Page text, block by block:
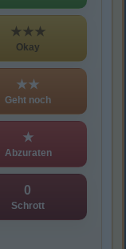
★★★
Okay
★★
Geht noch
★
Abzuraten
0
Schrott